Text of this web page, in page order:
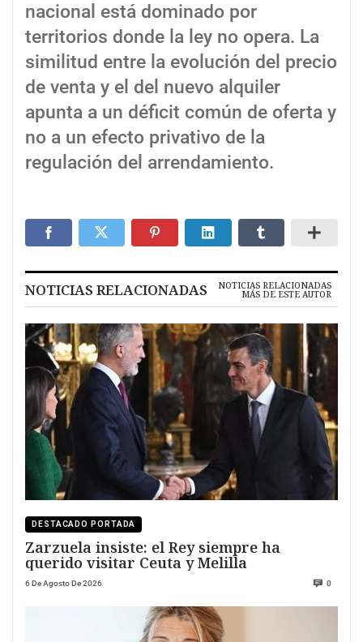
nacional está dominado por
territorios donde la ley no opera. La
similitud entre la evolución del precio
de venta y el del nuevo alquiler
apunta a un déficit común de oferta y
no a un efecto privativo de la
regulación del arrendamiento.
NOTICIAS RELACIONADAS NOTICIAS RELACIONADAS
MÁS DE ESTE AUTOR
DESTACADO PORTADA
Zarzuela insiste: el Rey siempre ha
querido visitar Ceuta y Melilla
6 De Agosto De 2026 0